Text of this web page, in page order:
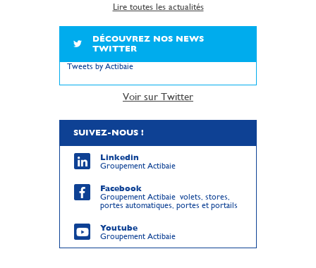
Lire toutes les actualités
DÉCOUVREZ NOS NEWS
TWITTER
Tweets by Actibaie
Voir sur Twitter
SUIVEZ-NOUS !
Linkedin
Groupement Actibaie
Facebook
Groupement Actibaie volets, stores,
portes automatiques, portes et portails
Youtube
Groupement Actibaie